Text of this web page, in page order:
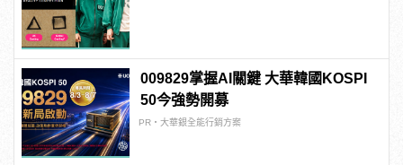
009829掌握AI關鍵 大華韓國KOSPI
50今強勢開募
PR・大華銀全能行銷方案